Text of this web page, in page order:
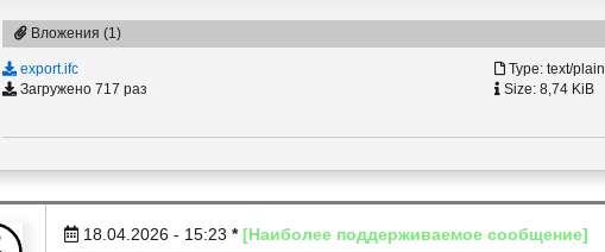
Вложения (1)
export.ifc
Type: text/plain
Загружено 717 раз
Size: 8,74 KiB
18.04.2026 - 15:23 * [Наиболее поддерживаемое сообщение]